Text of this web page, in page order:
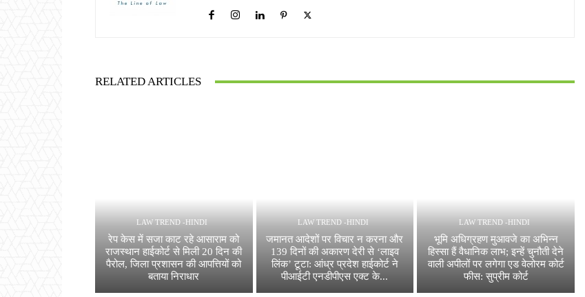
RELATED ARTICLES
LAW TREND -HINDI
रेप केस में सजा काट रहे आसाराम को
राजस्थान हाईकोर्ट से मिली 20 दिन की
पैरोल, जिला प्रशासन की आपत्तियों को
बताया निराधार
LAW TREND -HINDI
जमानत आदेशों पर विचार न करना और
139 दिनों की अकारण देरी से ‘लाइव
लिंक’ टूटा: आंध्र प्रदेश हाईकोर्ट ने
पीआईटी एनडीपीएस एक्ट के...
LAW TREND -HINDI
भूमि अधिग्रहण मुआवजे का अभिन्न
हिस्सा हैं वैधानिक लाभ; इन्हें चुनौती देने
वाली अपीलों पर लगेगा एड वेलोरम कोर्ट
फीस: सुप्रीम कोर्ट